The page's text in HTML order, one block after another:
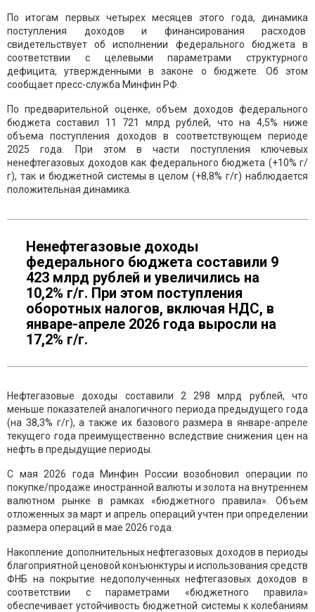
По итогам первых четырех месяцев этого года, динамика
поступления доходов и финансирования расходов
свидетельствует об исполнении федерального бюджета в
соответствии с целевыми параметрами структурного
дефицита, утвержденными в законе о бюджете. Об этом
сообщает пресс-служба Минфин РФ.
По предварительной оценке, объем доходов федерального
бюджета составил 11 721 млрд рублей, что на 4,5% ниже
объема поступления доходов в соответствующем периоде
2025 года. При этом в части поступления ключевых
ненефтегазовых доходов как федерального бюджета (+10% г/
г), так и бюджетной системы в целом (+8,8% г/г) наблюдается
положительная динамика.
Ненефтегазовые доходы
федерального бюджета составили 9
423 млрд рублей и увеличились на
10,2% г/г. При этом поступления
оборотных налогов, включая НДС, в
январе-апреле 2026 года выросли на
17,2% г/г.
Нефтегазовые доходы составили 2 298 млрд рублей, что
меньше показателей аналогичного периода предыдущего года
(на 38,3% г/г), а также их базового размера в январе-апреле
текущего года преимущественно вследствие снижения цен на
нефть в предыдущие периоды.
С мая 2026 года Минфин России возобновил операции по
покупке/продаже иностранной валюты и золота на внутреннем
валютном рынке в рамках «бюджетного правила». Объем
отложенных за март и апрель операций учтен при определении
размера операций в мае 2026 года.
Накопление дополнительных нефтегазовых доходов в периоды
благоприятной ценовой конъюнктуры и использования средств
ФНБ на покрытие недополученных нефтегазовых доходов в
соответствии с параметрами «бюджетного правила»
обеспечивает устойчивость бюджетной системы к колебаниям